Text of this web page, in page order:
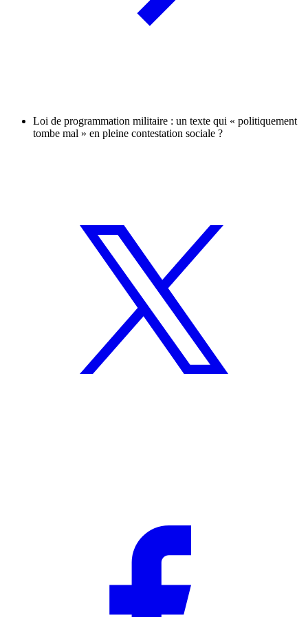
Loi de programmation militaire : un texte qui « politiquement
tombe mal » en pleine contestation sociale ?